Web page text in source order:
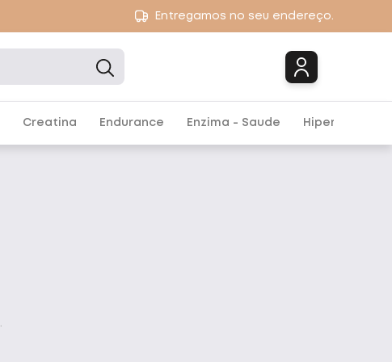
Entregamos no seu endereço.
Creatina Endurance Enzima - Saude Hipercalórico